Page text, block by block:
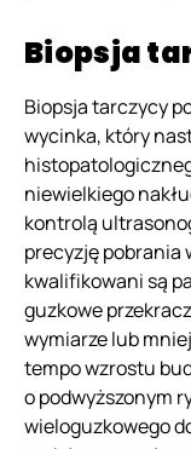
Biopsja
Biopsja tarczycy
wycinka, który
niewielkiego
kontrolą
precyzję pobrania
kwalifikowani są
guzkowe
wymiarze lub
tempo wzrostu
o podwyższonym
wieloguzkowego